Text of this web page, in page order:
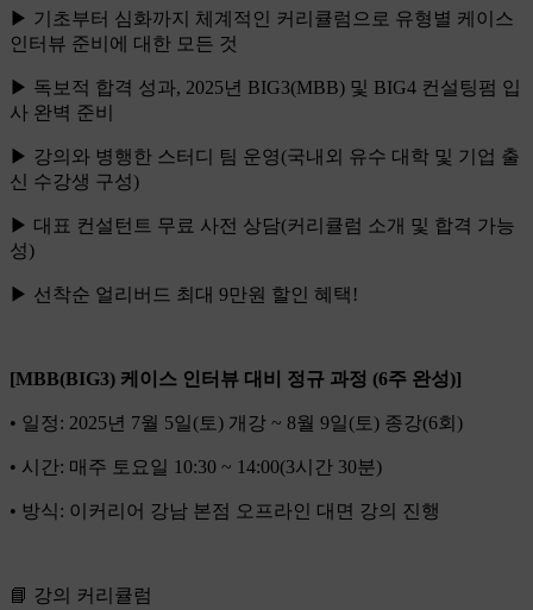
▶ 기초부터 심화까지 체계적인 커리큘럼으로 유형별 케이스
인터뷰 준비에 대한 모든 것
▶ 독보적 합격 성과, 2025년 BIG3(MBB) 및 BIG4 컨설팅펌 입
사 완벽 준비
▶ 강의와 병행한 스터디 팀 운영(국내외 유수 대학 및 기업 출
신 수강생 구성)
▶ 대표 컨설턴트 무료 사전 상담(커리큘럼 소개 및 합격 가능
성)
▶ 선착순 얼리버드 최대 9만원 할인 혜택!
[MBB(BIG3) 케이스 인터뷰 대비 정규 과정 (6주 완성)]
• 일정: 2025년 7월 5일(토) 개강 ~ 8월 9일(토) 종강(6회)
• 시간: 매주 토요일 10:30 ~ 14:00(3시간 30분)
• 방식: 이커리어 강남 본점 오프라인 대면 강의 진행
📘 강의 커리큘럼